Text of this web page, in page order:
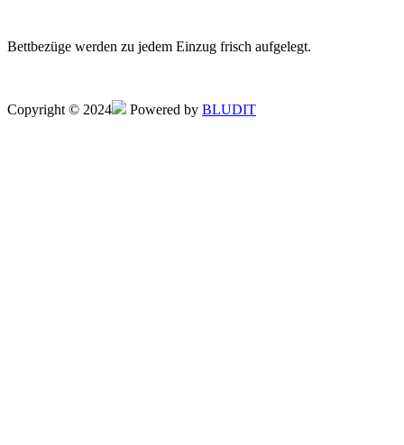
Bettbezüge werden zu jedem Einzug frisch aufgelegt.
Copyright © 2024 Powered by BLUDIT